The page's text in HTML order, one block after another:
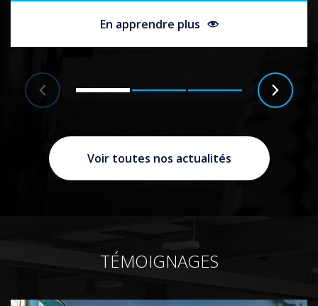
En apprendre plus
Voir toutes nos actualités
TÉMOIGNAGES